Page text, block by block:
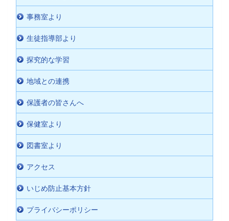
事務室より
生徒指導部より
探究的な学習
地域との連携
保護者の皆さんへ
保健室より
図書室より
アクセス
いじめ防止基本方針
プライバシーポリシー